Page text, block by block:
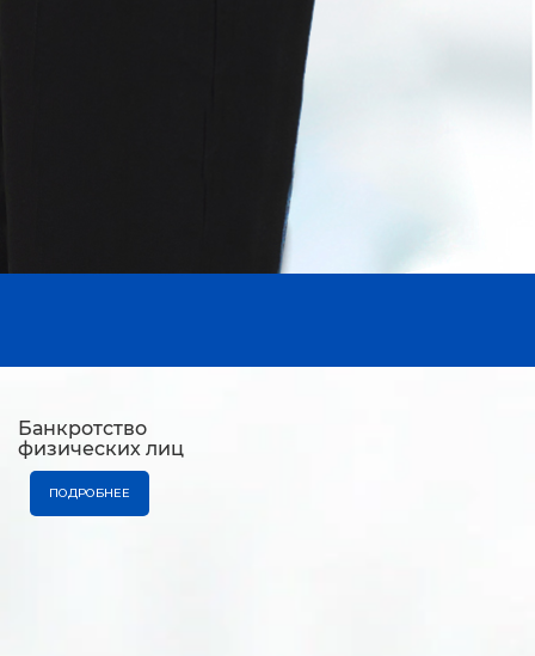
Банкротство
физических лиц
ПОДРОБНЕЕ